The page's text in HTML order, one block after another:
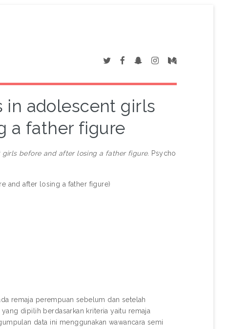
in adolescent girls
a father figure
before and after losing a father figure. Psycho
and after losing a father figure)
remaja perempuan sebelum dan setelah
dipilih berdasarkan kriteria yaitu remaja
data ini menggunakan wawancara semi